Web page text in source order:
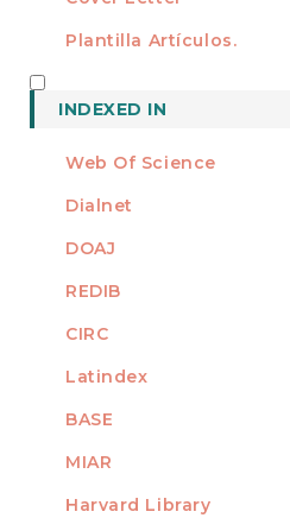
Plantilla Artículos.
INDEXED IN
Web Of Science
Dialnet
DOAJ
REDIB
CIRC
Latindex
BASE
MIAR
Harvard Library